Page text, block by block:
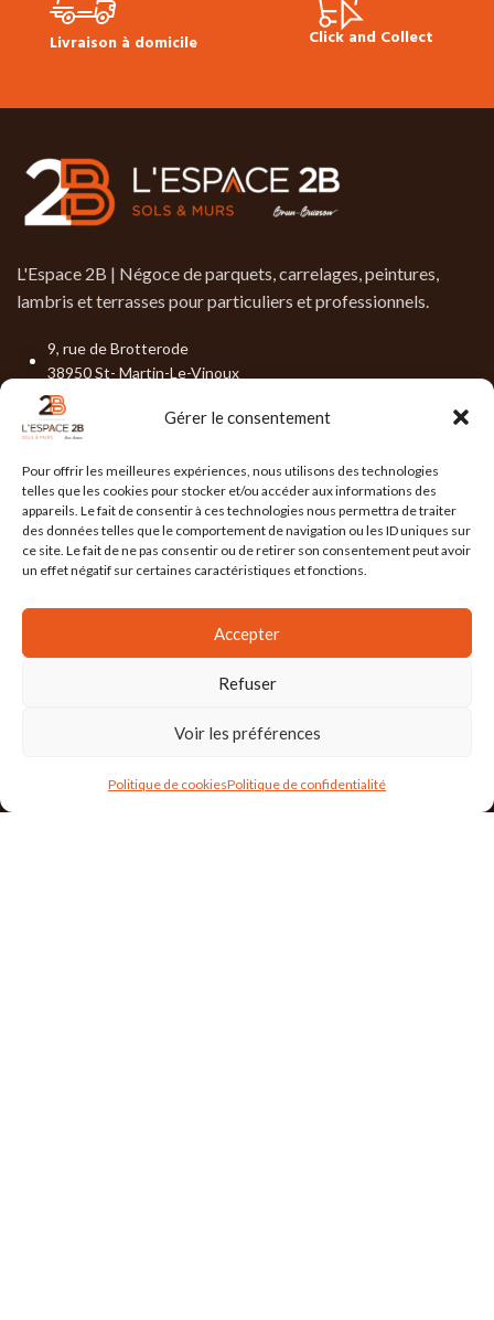
Gérer le consentement
Pour offrir les meilleures expériences, nous utilisons des technologies
telles que les cookies pour stocker et/ou accéder aux informations des
appareils. Le fait de consentir à ces technologies nous permettra de traiter
des données telles que le comportement de navigation ou les ID uniques sur
ce site. Le fait de ne pas consentir ou de retirer son consentement peut avoir
un effet négatif sur certaines caractéristiques et fonctions.
Accepter
Refuser
Voir les préférences
Politique de cookiesPolitique de confidentialité
Livraison à domicile Click and Collect
L'Espace 2B | Négoce de parquets, carrelages, peintures,
lambris et terrasses pour particuliers et professionnels.
9, rue de Brotterode
38950 St- Martin-Le-Vinoux
04 76 19 02 15
contact@lespace-2b.com
DEMANDER UN DEVIS
Tendance Déco – JUILLET 2026